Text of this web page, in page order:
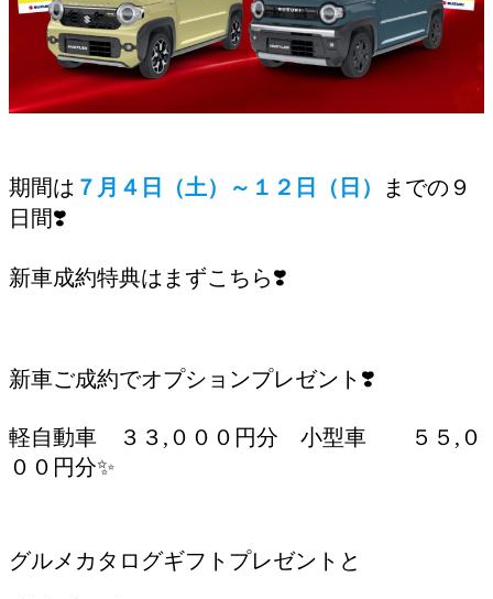
期間は ７月４日（土）～１２日（日）
までの９
日間❣️
新車成約特典はまずこちら❣️
新車ご成約でオプションプレゼント❣️
軽自動車 ３３,０００円分 小型車 ５５,０
００円分✨
グルメカタログギフトプレゼントと